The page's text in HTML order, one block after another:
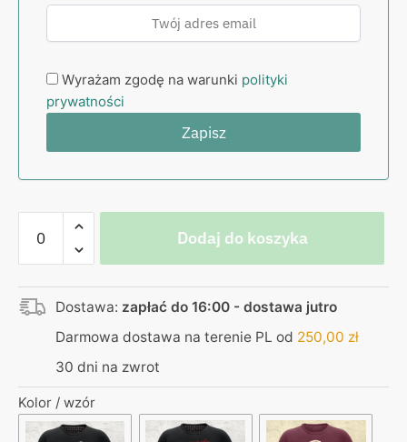
Wyrażam zgodę na warunki polityki
prywatności
Koszulka
czarna
–
od
średniej
Dodaj do koszyka
Dostawa: zapłać do 16:00 - dostawa jutro
Darmowa dostawa na terenie PL od 250,00 zł
30 dni na zwrot
Kolor / wzór